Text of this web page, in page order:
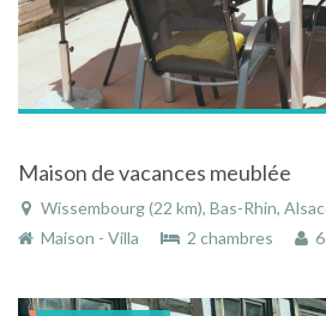
Maison de vacances meublée
Wissembourg (22 km), Bas-Rhin,
Maison - Villa
2 chambres